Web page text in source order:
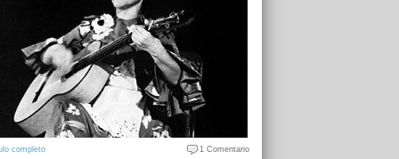
completo 1 Comentario